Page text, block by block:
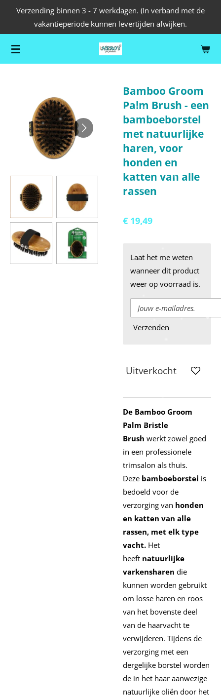
de
hoofdinhoud
Verzending binnen 3 - 7 werkdagen. (In verband met de
vakantieperiode kunnen levertijden afwijken.
Bamboo Groom
Palm Brush - een
bamboeborstel
met natuurlijke
haren, voor
honden en
katten van alle
rassen
€ 19,49
Laat het me weten
wanneer dit product
weer op voorraad is.
Verzenden
Uitverkocht
De Bamboo Groom
Palm Bristle
Brush werkt zowel goed
in een professionele
trimsalon als thuis.
Deze bamboeborstel is
bedoeld voor de
verzorging van honden
en katten van alle
rassen, met elk type
vacht. Het
heeft natuurlijke
varkensharen die
kunnen worden gebruikt
om losse haren en roos
van het bovenste deel
van de haarvacht te
verwijderen. Tijdens de
verzorging met een
dergelijke borstel worden
de in het haar aanwezige
natuurlijke oliën door het